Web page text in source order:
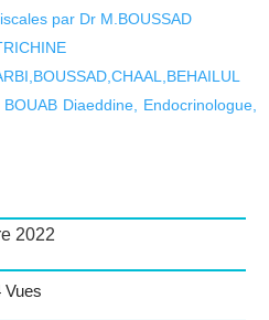
par Dr M.BOUSSAD
Diaeddine, Endocrinologue,
2022
Vues